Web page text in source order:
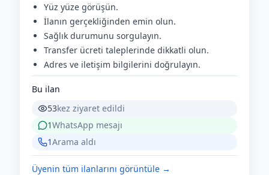
Yüz yüze görüşün.
İlanın gerçekliğinden emin olun.
Sağlık durumunu sorgulayın.
Transfer ücreti taleplerinde dikkatli olun.
Adres ve iletişim bilgilerini doğrulayın.
Bu ilan
53kez ziyaret edildi
1WhatsApp mesajı
1Arama aldı
Üyenin tüm ilanlarını görüntüle →